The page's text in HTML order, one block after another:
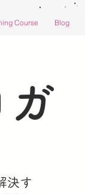
Course Blog
ガ
決す